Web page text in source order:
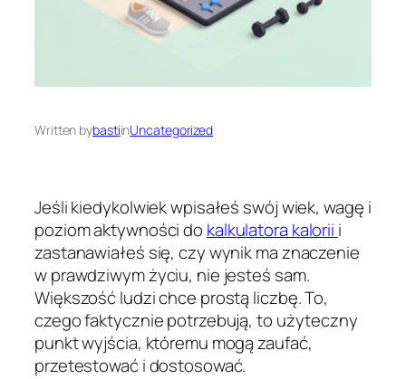
Written bybastiinUncategorized
Jeśli kiedykolwiek wpisałeś swój wiek, wagę i
poziom aktywności do kalkulatora kalorii i
zastanawiałeś się, czy wynik ma znaczenie
w prawdziwym życiu, nie jesteś sam.
Większość ludzi chce prostą liczbę. To,
czego faktycznie potrzebują, to użyteczny
punkt wyjścia, któremu mogą zaufać,
przetestować i dostosować.